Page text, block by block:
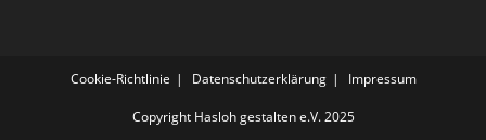
Cookie-Richtlinie Datenschutzerklärung Impressum
Copyright Hasloh gestalten e.V. 2025